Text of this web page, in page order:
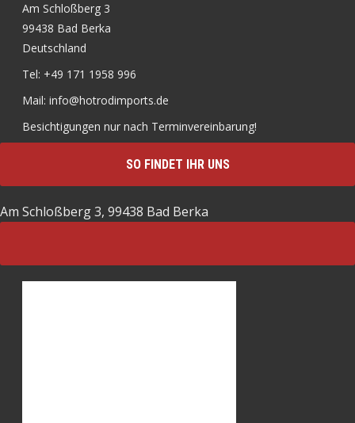
Am Schloßberg 3
99438 Bad Berka
Deutschland
Tel: +49 171 1958 996
Mail: info@hotrodimports.de
Besichtigungen nur nach Terminvereinbarung!
SO FINDET IHR UNS
Am Schloßberg 3, 99438 Bad Berka